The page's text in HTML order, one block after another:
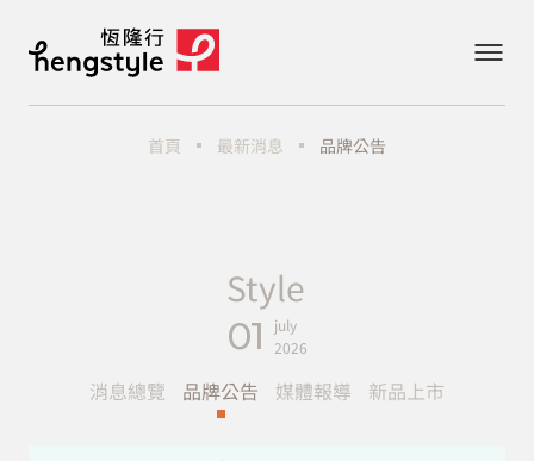
首頁 最新消息 品牌公告
Style
01
july
2026
消息總覽 品牌公告 媒體報導 新品上市